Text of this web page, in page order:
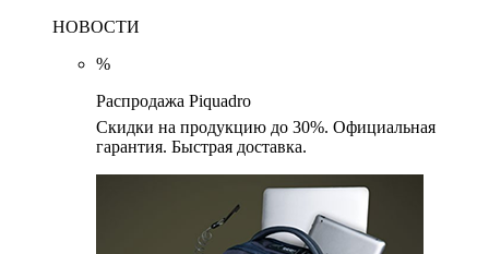
НОВОСТИ
%
Распродажа Piquadro
Скидки на продукцию до 30%. Официальная
гарантия. Быстрая доставка.